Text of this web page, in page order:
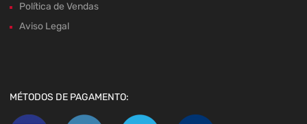
Política de Vendas
Aviso Legal
MÉTODOS DE PAGAMENTO: